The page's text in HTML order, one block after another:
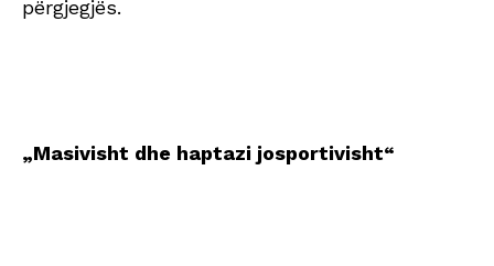
përgjegjës.
„Masivisht dhe haptazi josportivisht“